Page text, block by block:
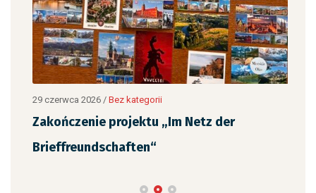
29 czerwca 2026/Bez kategorii
Zakończenie projektu „Im Netz der
Brieffreundschaften“